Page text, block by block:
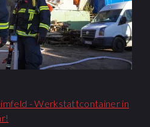
- Werkstattcontainer in